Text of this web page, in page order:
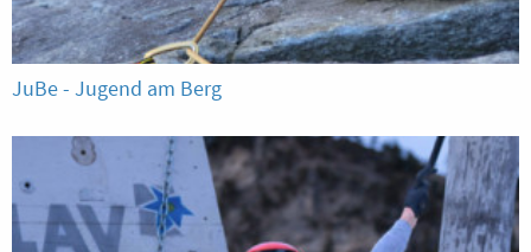
JuBe - Jugend am Berg